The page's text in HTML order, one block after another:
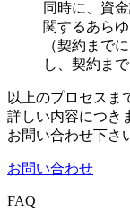
同時に、資
関するあら
（契約まで
し、契約ま
以上のプロセスま
詳しい内容につき
お問い合わせ下さ
お問い合わせ
FAQ